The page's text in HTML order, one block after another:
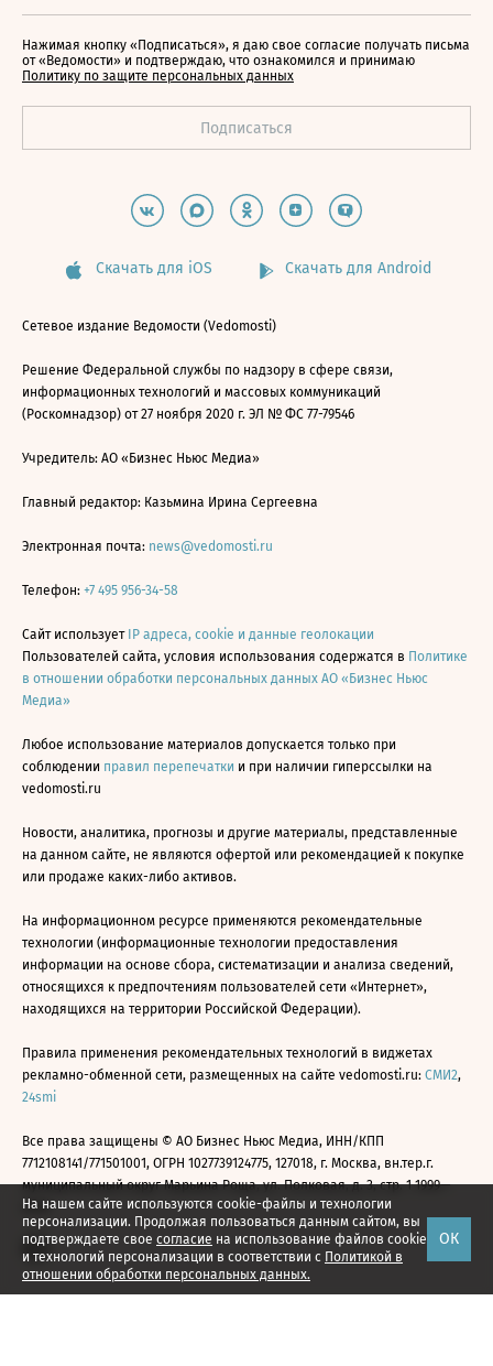
На нашем сайте используются cookie-файлы и технологии
персонализации. Продолжая пользоваться данным сайтом, вы
подтверждаете свое согласие на использование файлов cookie
и технологий персонализации в соответствии с Политикой в
отношении обработки персональных данных.
ОК
Нажимая кнопку «Подписаться», я даю свое согласие получать письма
от «Ведомости» и подтверждаю, что ознакомился и принимаю
Политику по защите персональных данных
Скачать для iOS Скачать для Android
Сетевое издание Ведомости (Vedomosti)
Решение Федеральной службы по надзору в сфере связи,
информационных технологий и массовых коммуникаций
(Роскомнадзор) от 27 ноября 2020 г. ЭЛ № ФС 77-79546
Учредитель: АО «Бизнес Ньюс Медиа»
Главный редактор: Казьмина Ирина Сергеевна
Электронная почта: news@vedomosti.ru
Телефон: +7 495 956-34-58
Сайт использует IP адреса, cookie и данные геолокации
Пользователей сайта, условия использования содержатся в Политике
в отношении обработки персональных данных АО «Бизнес Ньюс
Медиа»
Любое использование материалов допускается только при
соблюдении правил перепечатки и при наличии гиперссылки на
vedomosti.ru
Новости, аналитика, прогнозы и другие материалы, представленные
на данном сайте, не являются офертой или рекомендацией к покупке
или продаже каких-либо активов.
На информационном ресурсе применяются рекомендательные
технологии (информационные технологии предоставления
информации на основе сбора, систематизации и анализа сведений,
относящихся к предпочтениям пользователей сети «Интернет»,
находящихся на территории Российской Федерации).
Правила применения рекомендательных технологий в виджетах
рекламно-обменной сети, размещенных на сайте vedomosti.ru: СМИ2,
24smi
Все права защищены © АО Бизнес Ньюс Медиа, ИНН/КПП
7712108141/771501001, ОГРН 1027739124775, 127018, г. Москва, вн.тер.г.
муниципальный округ Марьина Роща, ул. Полковая, д. 3, стр. 1 1999—
2026